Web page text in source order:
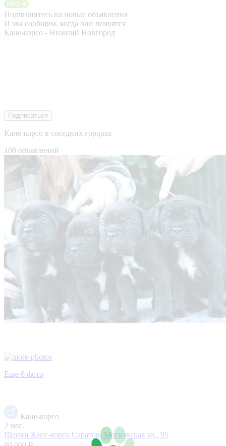
Подпишитесь на новые объявления
И мы сообщим, когда они появятся
Кане-корсо - Нижний Новгород
Подписаться
Кане-корсо в соседних городах
108 объявлений
Еще 6 фото
Кане-корсо
2 мес.
Щенки Кане-корсо Саратов, Московская ул., 95